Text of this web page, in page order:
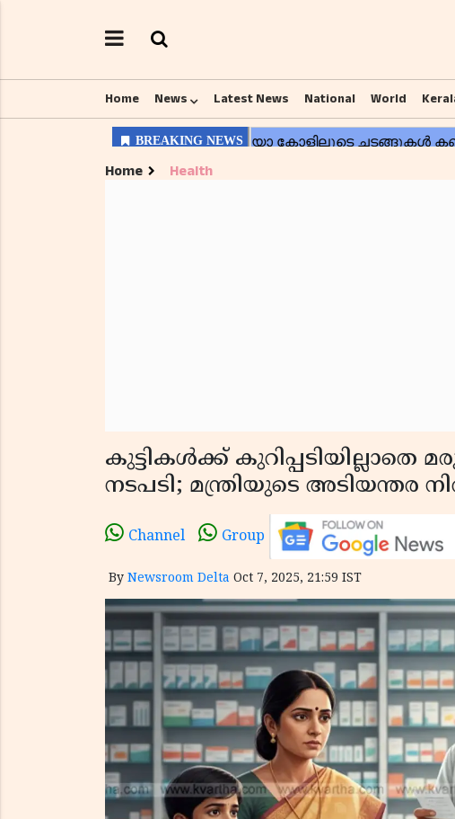
Home News Latest News National World
Home Health
കുട്ടികൾക്ക്
നടപടി; മന്ത്രിയുടെ അടിയന്തര
Channel Group
By Newsroom Delta Oct 7, 2025, 21:59 IST